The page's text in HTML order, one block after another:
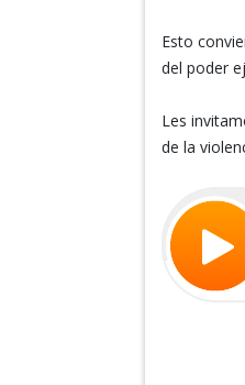
Esto
del poder
Les
de la